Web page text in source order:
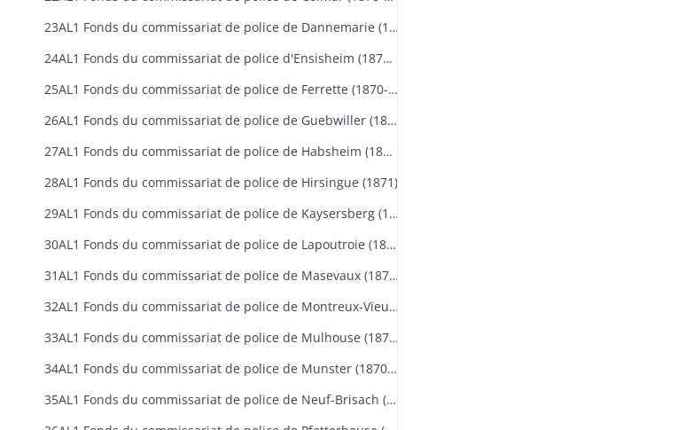
23AL1 Fonds du commissariat de police de Dannemarie (1871-1877)
24AL1 Fonds du commissariat de police d'Ensisheim (1870-1907)
25AL1 Fonds du commissariat de police de Ferrette (1870-1907)
26AL1 Fonds du commissariat de police de Guebwiller (1870-1907)
27AL1 Fonds du commissariat de police de Habsheim (1870-1880)
28AL1 Fonds du commissariat de police de Hirsingue (1871)
29AL1 Fonds du commissariat de police de Kaysersberg (1870-1907)
30AL1 Fonds du commissariat de police de Lapoutroie (1870-1882)
31AL1 Fonds du commissariat de police de Masevaux (1870-1875)
32AL1 Fonds du commissariat de police de Montreux-Vieux (1888-1914)
33AL1 Fonds du commissariat de police de Mulhouse (1870-1918)
34AL1 Fonds du commissariat de police de Munster (1870-1915)
35AL1 Fonds du commissariat de police de Neuf-Brisach (1870-1907)